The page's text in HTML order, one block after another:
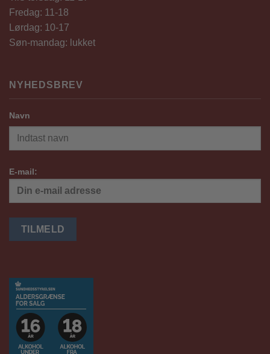
Fredag: 11-18
Lørdag: 10-17
Søn-mandag: lukket
NYHEDSBREV
Navn
E-mail: